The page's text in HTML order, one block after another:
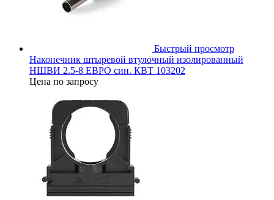
Быстрый просмотр
Наконечник штыревой втулочный изолированный
НШВИ 2.5-8 ЕВРО син. КВТ 103202
Цена по запросу